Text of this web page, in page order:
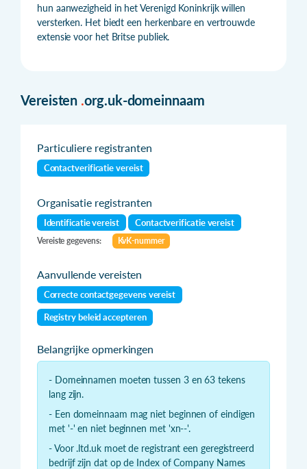
hun aanwezigheid in het Verenigd Koninkrijk willen
versterken. Het biedt een herkenbare en vertrouwde
extensie voor het Britse publiek.
Vereisten .org.uk-domeinnaam
Particuliere registranten
Contactverificatie vereist
Organisatie registranten
Identificatie vereist Contactverificatie vereist
Vereiste gegevens: KvK-nummer
Aanvullende vereisten
Correcte contactgegevens vereist
Registry beleid accepteren
Belangrijke opmerkingen
- Domeinnamen moeten tussen 3 en 63 tekens
lang zijn.
- Een domeinnaam mag niet beginnen of eindigen
met '-' en niet beginnen met 'xn--'.
- Voor .ltd.uk moet de registrant een geregistreerd
bedrijf zijn dat op de Index of Company Names